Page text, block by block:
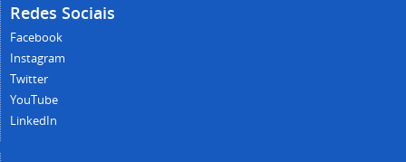
Redes Sociais
Facebook
Instagram
Twitter
YouTube
LinkedIn